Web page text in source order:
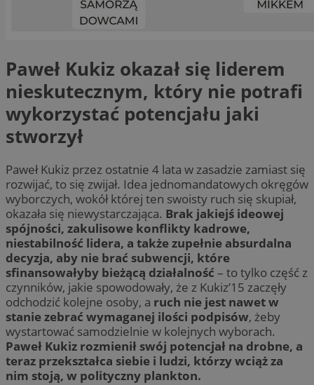
Paweł Kukiz okazał się liderem
nieskutecznym, który nie potrafi
wykorzystać potencjału jaki
stworzył
Paweł Kukiz przez ostatnie 4 lata w zasadzie zamiast się
rozwijać, to się zwijał. Idea jednomandatowych okręgów
wyborczych, wokół której ten swoisty ruch się skupiał,
okazała się niewystarczająca. Brak jakiejś ideowej
spójności, zakulisowe konflikty kadrowe,
niestabilność lidera, a także zupełnie absurdalna
decyzja, aby nie brać subwencji, które
sfinansowałyby bieżącą działalność – to tylko część z
czynników, jakie spowodowały, że z Kukiz’15 zaczęły
odchodzić kolejne osoby, a ruch nie jest nawet w
stanie zebrać wymaganej ilości podpisów, żeby
wystartować samodzielnie w kolejnych wyborach.
Paweł Kukiz rozmienił swój potencjał na drobne, a
teraz przekształca siebie i ludzi, którzy wciąż za
nim stoją, w polityczny plankton.